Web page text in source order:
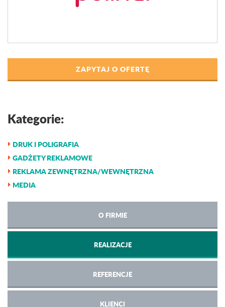
ZAPYTAJ O OFERTĘ
Kategorie:
DRUK I POLIGRAFIA
GADŻETY REKLAMOWE
REKLAMA ZEWNĘTRZNA/WEWNĘTRZNA
MEDIA
O FIRMIE
REALIZACJE
REFERENCJE
KLIENCI